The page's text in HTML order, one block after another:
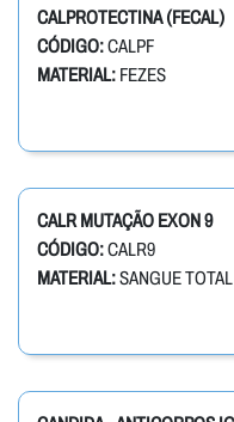
CALPROTECTINA (FECAL)
CÓDIGO:CALPF
MATERIAL: FEZES
CALR MUTAÇÃO EXON 9
CÓDIGO:CALR9
MATERIAL:SANGUE TOTAL